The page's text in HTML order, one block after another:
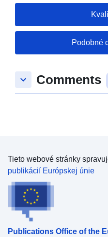
Podobné
keyboard_arrow_down Comments
Tieto webové stránky
publikácií Európskej únie
Publications Office of the